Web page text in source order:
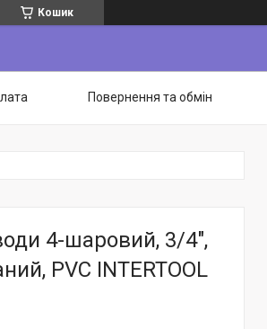
Кошик
Повернення та обмін
4-шаровий, 3/4",
PVC INTERTOOL